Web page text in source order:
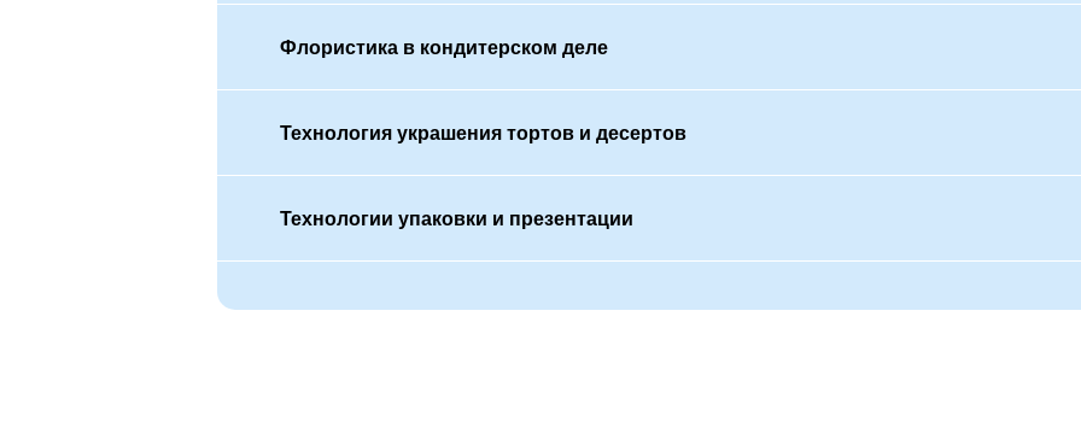
Флористика в кондитерском деле
Технология украшения тортов и десертов
Технологии упаковки и презентации